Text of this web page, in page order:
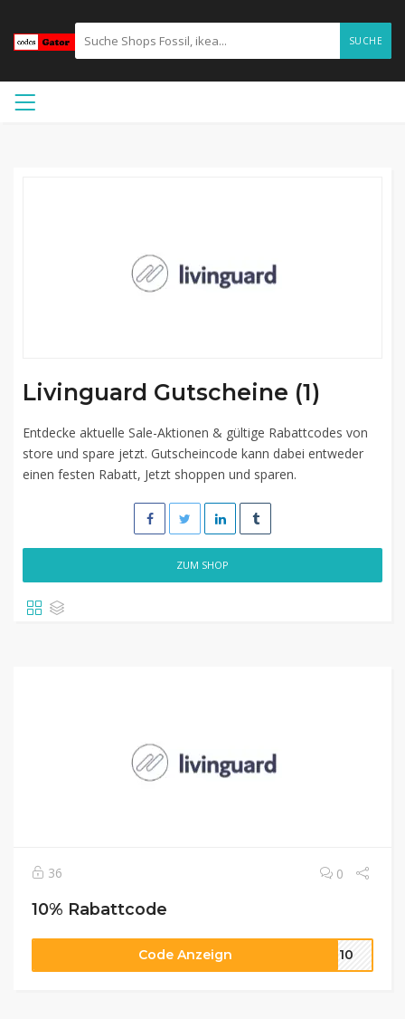
SUCHE
Livinguard Gutscheine (1)
Entdecke aktuelle Sale-Aktionen & gültige Rabattcodes von
store und spare jetzt. Gutscheincode kann dabei entweder
einen festen Rabatt, Jetzt shoppen und sparen.
ZUM SHOP
36 0
10% Rabattcode
Code Anzeign ME10